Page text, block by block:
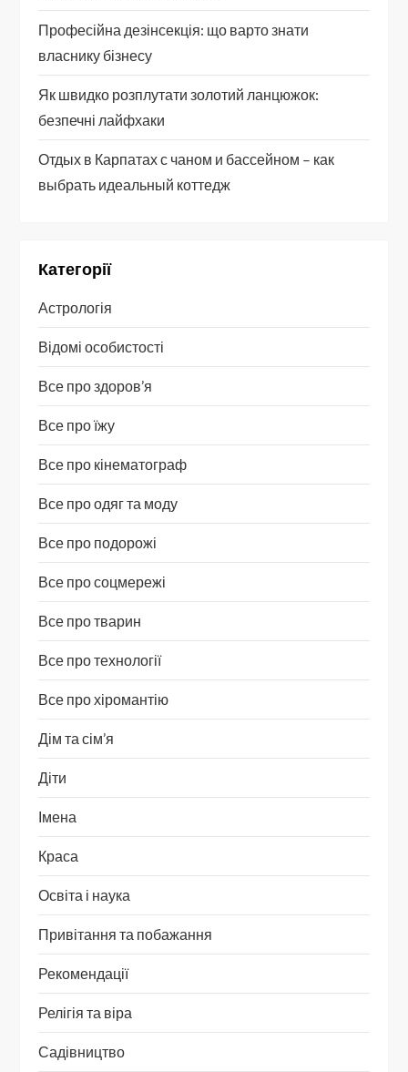
Професійна дезінсекція: що варто знати
власнику бізнесу
Як швидко розплутати золотий ланцюжок:
безпечні лайфхаки
Отдых в Карпатах с чаном и бассейном – как
выбрать идеальный коттедж
Категорії
Астрологія
Відомі особистості
Все про здоров’я
Все про їжу
Все про кінематограф
Все про одяг та моду
Все про подорожі
Все про соцмережі
Все про тварин
Все про технології
Все про хіромантію
Дім та сім’я
Діти
Імена
Краса
Освіта і наука
Привітання та побажання
Рекомендації
Релігія та віра
Садівництво